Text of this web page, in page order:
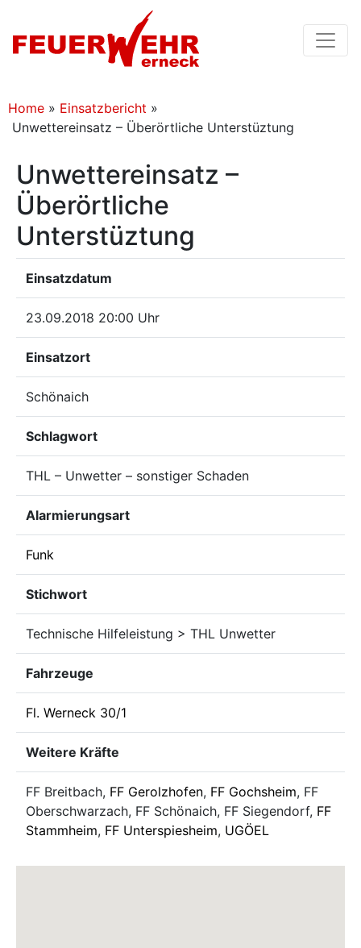
Home » Einsatzbericht »
Unwettereinsatz – Überörtliche Unterstüztung
Unwettereinsatz –
Überörtliche
Unterstüztung
Einsatzdatum
23.09.2018 20:00 Uhr
Einsatzort
Schönaich
Schlagwort
THL – Unwetter – sonstiger Schaden
Alarmierungsart
Funk
Stichwort
Technische Hilfeleistung > THL Unwetter
Fahrzeuge
Fl. Werneck 30/1
Weitere Kräfte
FF Breitbach, FF Gerolzhofen, FF Gochsheim, FF
Oberschwarzach, FF Schönaich, FF Siegendorf, FF
Stammheim, FF Unterspiesheim, UGÖEL